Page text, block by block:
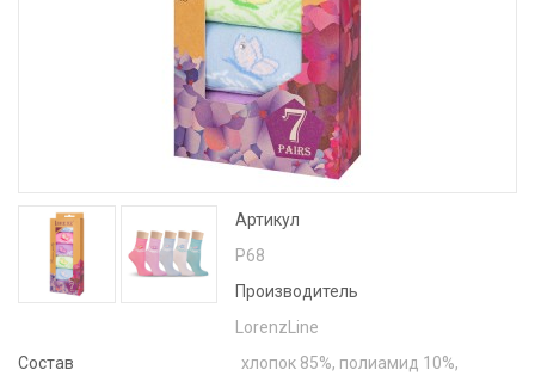
Артикул
Р68
Производитель
LorenzLine
Состав
хлопок 85%, полиамид 10%,